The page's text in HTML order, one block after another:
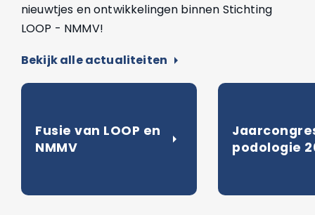
nieuwtjes en ontwikkelingen binnen Stichting
LOOP - NMMV!
Bekijk alle actualiteiten arrow_right
Fusie van LOOP en
NMMV
arrow_right
podologie